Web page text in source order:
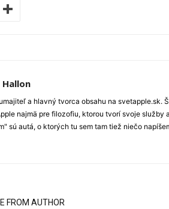
a hlavný tvorca obsahu na svetapple.sk.
najmä pre filozofiu, ktorou tvorí svoje služby
sú autá, o ktorých tu sem tam tiež niečo
FROM AUTHOR